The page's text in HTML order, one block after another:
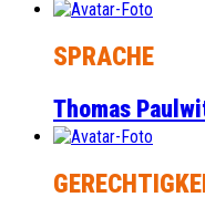
SPRACHE
Thomas